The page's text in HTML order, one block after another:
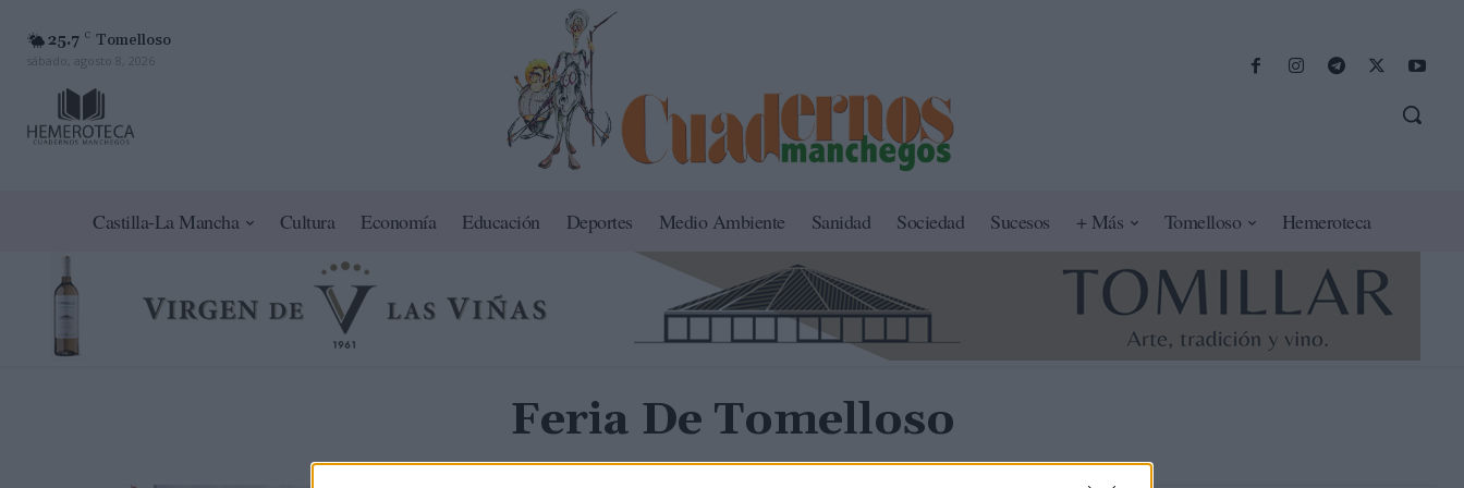
25.7 C Tomelloso
sábado, agosto 8, 2026
Castilla-La Mancha Cultura Economía Educación Deportes Medio Ambiente Sanidad Sociedad Sucesos + Más Tomelloso Hemeroteca
Feria De Tomelloso